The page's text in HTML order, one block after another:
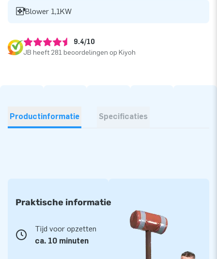
Blower 1,1KW
9.4/10
JB heeft 281 beoordelingen op Kiyoh
Productinformatie Specificaties
Praktische informatie
Tijd voor opzetten
ca. 10 minuten